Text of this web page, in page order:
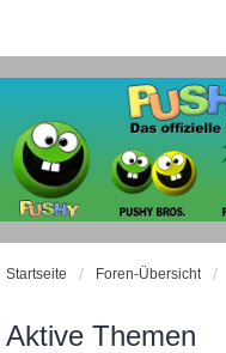
Startseite Foren-Übersicht
Aktive Themen